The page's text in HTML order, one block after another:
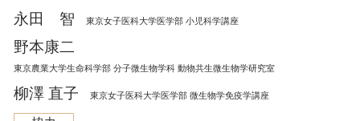
永田 智 東京女子医科大学医学部 小児科学講座
野本康二
東京農業大学生命科学部 分子微生物学科 動物共生微生物学研究室
柳澤 直子 東京女子医科大学医学部 微生物学免疫学講座